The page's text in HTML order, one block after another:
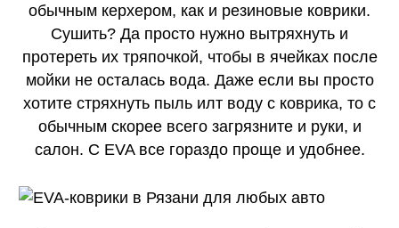
обычным керхером, как и резиновые коврики.
Сушить? Да просто нужно вытряхнуть и
протереть их тряпочкой, чтобы в ячейках после
мойки не осталась вода. Даже если вы просто
хотите стряхнуть пыль илт воду с коврика, то с
обычным скорее всего загрязните и руки, и
салон. С EVA все гораздо проще и удобнее.